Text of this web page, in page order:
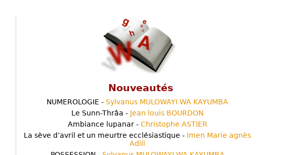
Nouveautés
NUMEROLOGIE - Sylvanus MULOWAYI WA KAYUMBA
Le Sunn-Thrâa - Jean louis BOURDON
Ambiance lupanar - Christophe ASTIER
La sève d’avril et un meurtre ecclésiastique - Imen Marie agnès
Adili